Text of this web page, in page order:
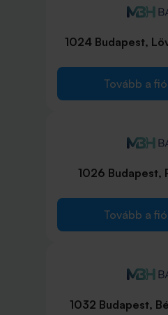
1024 Budapest,
Tovább a
1026 Budapest,
Tovább a
1032 Budapest,